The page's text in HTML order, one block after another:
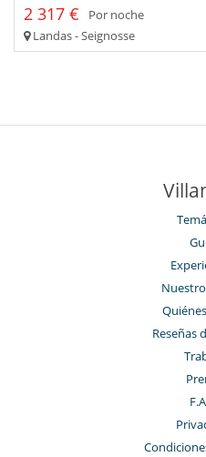
2 317 €
Por noche
Landas - Seignosse
Reseñas